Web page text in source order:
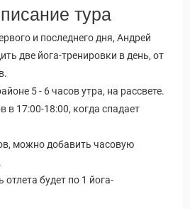
тура
и последнего дня, Андрей
две йога-тренировки в день, от
5 - 6 часов утра, на рассвете.
в 17:00-18:00, когда спадает
можно добавить часовую
отлета будет по 1 йога-